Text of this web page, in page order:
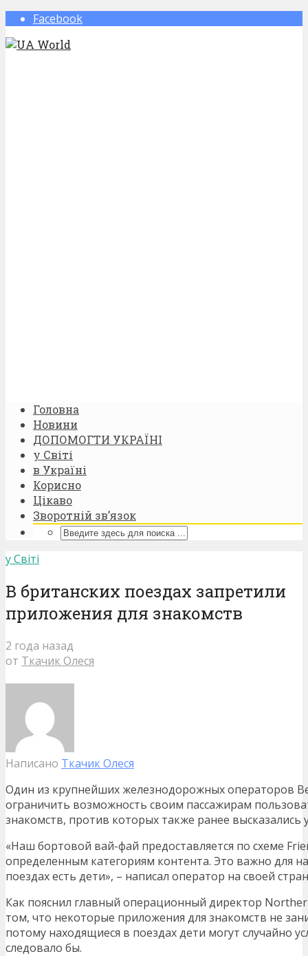
Facebook
Головна
Новини
ДОПОМОГТИ УКРАЇНІ
у Світі
в Україні
Корисно
Цікаво
Зворотній зв’язок
у Світі
В британских поездах запретили
приложения для знакомств
2 года назад
от Ткачик Олеся
Написано Ткачик Олеся
Один из крупнейших железнодорожных операторов
ограничить возможность своим пассажирам
знакомств, против которых также ранее высказались
«Наш бортовой вай-фай предоставляется по схеме
определенным категориям контента. Это важно для
поездах есть дети», – написал оператор на своей
Как пояснил главный операционный директор
том, что некоторые приложения для знакомств не
потому находящиеся в поездах дети могут случайно
следовало бы.